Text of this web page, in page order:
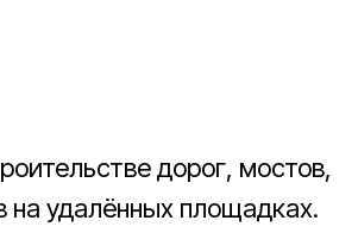
дорог, мостов,
удалённых площадках.